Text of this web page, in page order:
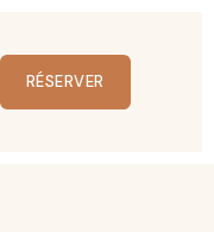
RÉSERVER